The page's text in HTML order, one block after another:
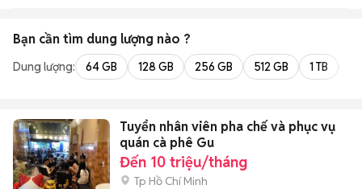
Bạn cần tìm dung lượng nào ?
Dung lượng: 64 GB 128 GB 256 GB 512 GB 1 TB
Tuyển nhân viên pha chế và phục vụ
quán cà phê Gu
Đến 10 triệu/tháng
Tp Hồ Chí Minh